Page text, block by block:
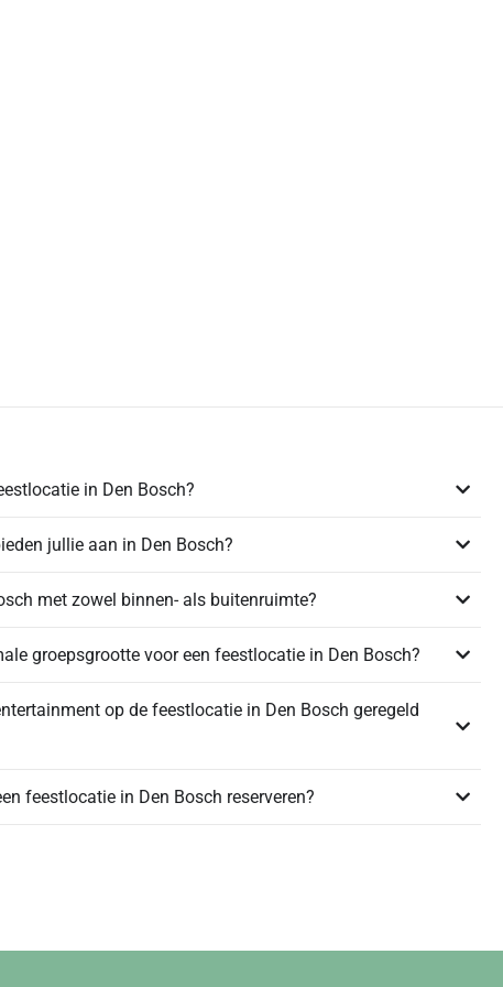
in Den Bosch?
jullie aan in Den Bosch?
met zowel binnen- als buitenruimte?
groepsgrootte voor een feestlocatie in Den Bosch?
op de feestlocatie in Den Bosch geregeld
feestlocatie in Den Bosch reserveren?